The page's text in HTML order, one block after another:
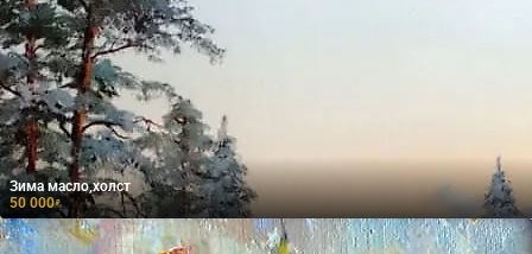
Зима масло,холст
50 000₽